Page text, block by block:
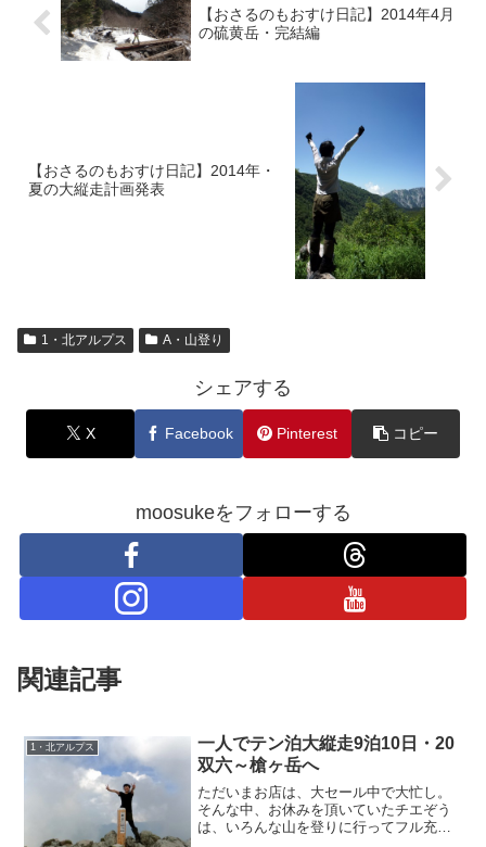
【おさるのもおすけ日記】2014年4月
の硫黄岳・完結編
【おさるのもおすけ日記】2014年・
夏の大縦走計画発表
1・北アルプス A・山登り
シェアする
X Facebook Pinterest コピー
moosukeをフォローする
関連記事
1・北アルプス
一人でテン泊大縦走9泊10日・20
双六～槍ヶ岳へ
ただいまお店は、大セール中で大忙し。
そんな中、お休みを頂いていたチエぞう
は、いろんな山を登りに行ってフル充